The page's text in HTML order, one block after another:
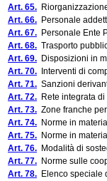
Art. 65.
Art. 66. Personale
Art. 67. Personale Ente
Art. 68. Trasporto
Art. 69. Disposizioni in
Art. 70. Interventi di
Art. 71. Sanzioni
Art. 72. Rete integrata
Art. 73. Zone franche
Art. 74. Norme in
Art. 75. Norme in
Art. 76. Modalità di
Art. 77. Norme sulle
Art. 78. Elenco speciale